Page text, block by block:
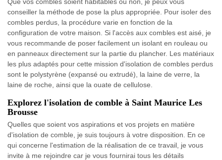
conseiller la méthode de pose la plus appropriée. Pour isoler des
combles perdus, la procédure varie en fonction de la
configuration de votre maison. Si l'accès aux combles est aisé, je
vous recommande de poser facilement un isolant en rouleau ou
en panneaux directement sur la partie du plancher. Les matériaux
les plus adaptés pour cette mission d'isolation de combles perdus
sont le polystyrène (expansé ou extrudé), la laine de verre, la
laine de roche, ainsi que la ouate de cellulose.
Explorez l'isolation de comble à Saint Maurice Les
Brousse
Quelles que soient vos aspirations et vos projets en matière
d'isolation de comble, je suis toujours à votre disposition. En ce
qui concerne l'estimation de la réalisation de ce travail, je vous
invite à me rejoindre car je vous fournirai tous les détails